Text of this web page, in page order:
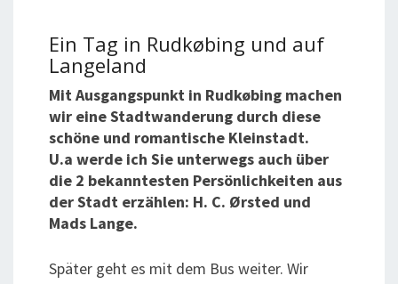
Ein Tag in Rudkøbing und auf
Langeland
Mit Ausgangspunkt in Rudkøbing machen
wir eine Stadtwanderung durch diese
schöne und romantische Kleinstadt.
U.a werde ich Sie unterwegs auch über
die 2 bekanntesten Persönlichkeiten aus
der Stadt erzählen: H. C. Ørsted und
Mads Lange.
Später geht es mit dem Bus weiter. Wir